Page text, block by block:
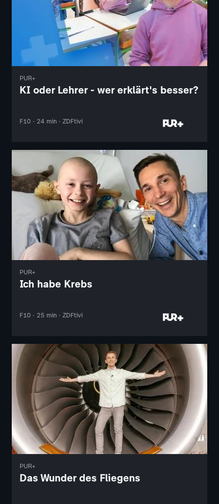
PUR+
KI oder Lehrer - wer erklärt's besser?
F10 · 24 min · ZDFtivi
PUR+
Ich habe Krebs
F10 · 25 min · ZDFtivi
PUR+
Das Wunder des Fliegens